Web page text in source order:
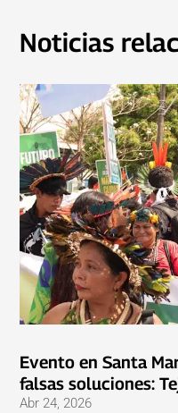
Noticias
Evento en Santa
falsas soluciones:
Abr 24, 2026